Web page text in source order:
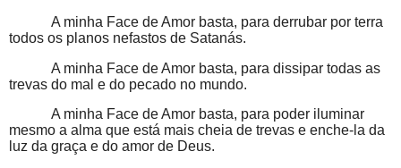
A minha Face de Amor basta, para derrubar por terra
todos os planos nefastos de Satanás.
A minha Face de Amor basta, para dissipar todas as
trevas do mal e do pecado no mundo.
A minha Face de Amor basta, para poder iluminar
mesmo a alma que está mais cheia de trevas e enche-la da
luz da graça e do amor de Deus.